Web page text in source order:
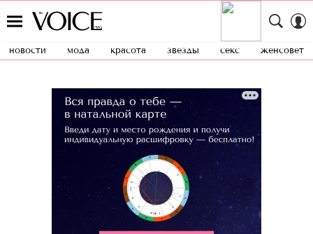
новости мода красота звезды секс женсовет